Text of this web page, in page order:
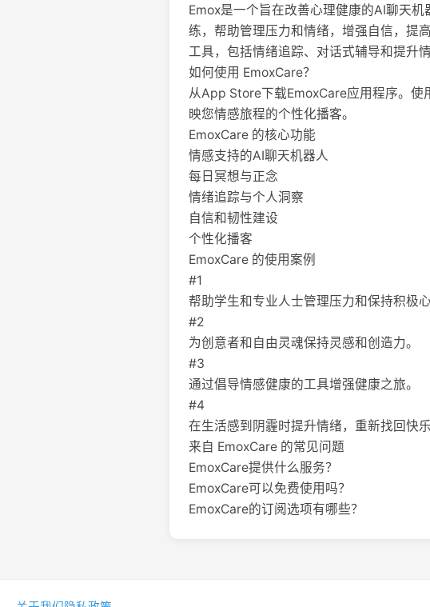
Emox是一个旨在改善心理健康的AI聊天
练，帮助管理压力和情绪，增强自信，提
工具，包括情绪追踪、对话式辅导和提升情
如何使用 EmoxCare？
从App Store下载EmoxCare应用程序。使
映您情感旅程的个性化播客。
EmoxCare 的核心功能
情感支持的AI聊天机器人
每日冥想与正念
情绪追踪与个人洞察
自信和韧性建设
个性化播客
EmoxCare 的使用案例
#1
帮助学生和专业人士管理压力和保持积极心
#2
为创意者和自由灵魂保持灵感和创造力。
#3
通过倡导情感健康的工具增强健康之旅。
#4
在生活感到阴霾时提升情绪，重新找回快乐
来自 EmoxCare 的常见问题
EmoxCare提供什么服务？
EmoxCare可以免费使用吗？
EmoxCare的订阅选项有哪些？